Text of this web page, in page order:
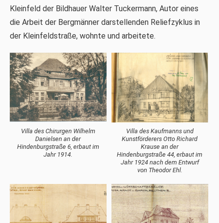
Kleinfeld der Bildhauer Walter Tuckermann, Autor eines
die Arbeit der Bergmänner darstellenden Reliefzyklus in
der Kleinfeldstraße, wohnte und arbeitete.
Villa des Chirurgen Wilhelm
Danielsen an der
Hindenburgstraße 6, erbaut im
Jahr 1914.
Villa des Kaufmanns und
Kunstförderers Otto Richard
Krause an der
Hindenburgstraße 44, erbaut im
Jahr 1924 nach dem Entwurf
von Theodor Ehl.